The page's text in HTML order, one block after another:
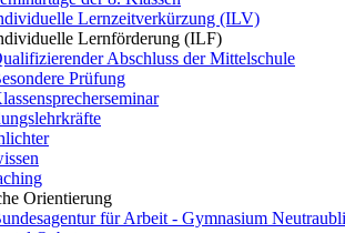
Lernzeitverkürzung (ILV)
Lernförderung (ILF)
Abschluss der Mittelschule
Prüfung
Orientierung
für Arbeit - Gymnasium